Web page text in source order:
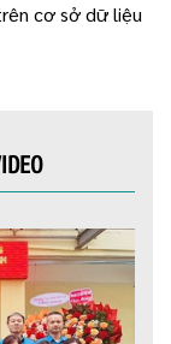
cơ sở dữ liệu